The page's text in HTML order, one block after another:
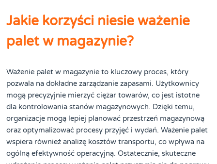
Jakie korzyści niesie ważenie
palet w magazynie?
Ważenie palet w magazynie to kluczowy proces, który
pozwala na dokładne zarządzanie zapasami. Użytkownicy
mogą precyzyjnie mierzyć ciężar towarów, co jest istotne
dla kontrolowania stanów magazynowych. Dzięki temu,
organizacje mogą lepiej planować przestrzeń magazynową
oraz optymalizować procesy przyjęć i wydań. Ważenie palet
wspiera również analizę kosztów transportu, co wpływa na
ogólną efektywność operacyjną. Ostatecznie, skuteczne